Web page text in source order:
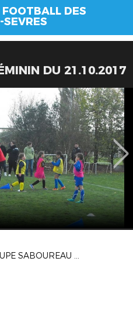
DES
SEVRES
DU 21.10.2017
FINALE COUPE SABOUREAU 2018